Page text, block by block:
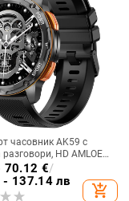
часовник AK59 с
HD AMLOED
кръвно налягане,
спортен смарт
70.12 €/
- 137.14 лв
add_shopping_cart